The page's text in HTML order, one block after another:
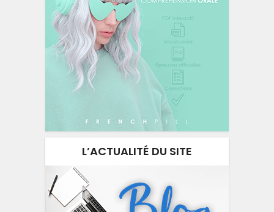
L’ACTUALITÉ DU SITE